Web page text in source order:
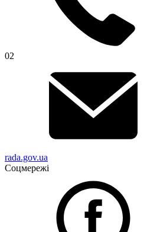
02
rada.gov.ua
Соцмережі